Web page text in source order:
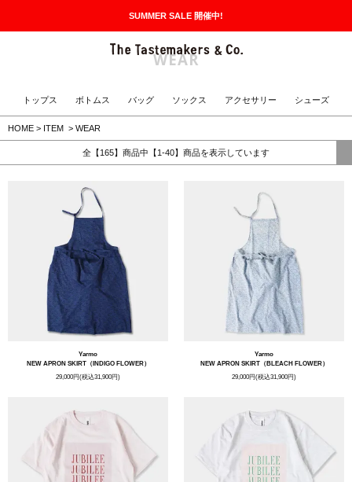
SUMMER SALE 開催中!
The Tastemakers & Co. 公
WEAR
トップス ボトムス バッグ ソックス アクセサリー シューズ
HOME > ITEM > WEAR
全【165】商品中【1-40】商品を表示しています
Yarmo
NEW APRON SKIRT（INDIGO FLOWER）
29,000円(税込31,900円)
Yarmo
NEW APRON SKIRT（BLEACH FLOWER）
29,000円(税込31,900円)